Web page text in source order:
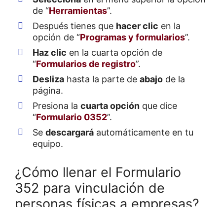
de “Herramientas”.
Después tienes que hacer clic en la
opción de “Programas y formularios”.
Haz clic en la cuarta opción de
“Formularios de registro”.
Desliza hasta la parte de abajo de la
página.
Presiona la cuarta opción que dice
“Formulario 0352”.
Se descargará automáticamente en tu
equipo.
¿Cómo llenar el Formulario
352 para vinculación de
personas físicas a empresas?